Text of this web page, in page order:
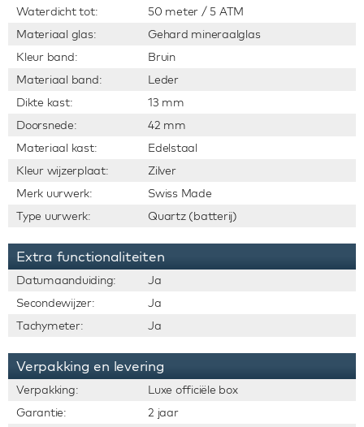
Waterdicht tot:
50 meter / 5 ATM
Materiaal glas:
Gehard mineraalglas
Kleur band:
Bruin
Materiaal band:
Leder
Dikte kast:
13 mm
Doorsnede:
42 mm
Materiaal kast:
Edelstaal
Kleur wijzerplaat:
Zilver
Merk uurwerk:
Swiss Made
Type uurwerk:
Quartz (batterij)
Extra functionaliteiten
Datumaanduiding:
Ja
Secondewijzer:
Ja
Tachymeter:
Ja
Verpakking en levering
Verpakking:
Luxe officiële box
Garantie:
2 jaar